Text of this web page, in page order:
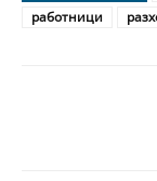
работници